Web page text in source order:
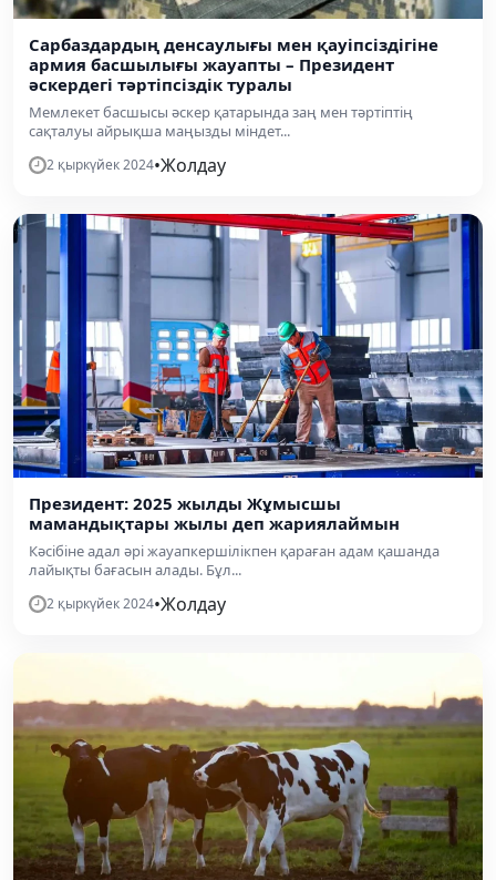
Сарбаздардың денсаулығы мен қауіпсіздігіне
армия басшылығы жауапты – Президент
әскердегі тәртіпсіздік туралы
Мемлекет басшысы әскер қатарында заң мен тәртіптің
сақталуы айрықша маңызды міндет...
2 қыркүйек 2024•Жолдау
Президент: 2025 жылды Жұмысшы
мамандықтары жылы деп жариялаймын
Кәсібіне адал әрі жауапкершілікпен қараған адам қашанда
лайықты бағасын алады. Бұл...
2 қыркүйек 2024•Жолдау